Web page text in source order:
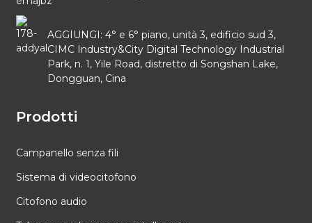
AGGIUNGI: 4° e 6° piano, unità 3, edificio sud 3,
CIMC Industry&City Digital Technology Industrial
Park, n. 1, Yile Road, distretto di Songshan Lake,
Dongguan, Cina
Prodotti
Campanello senza fili
Sistema di videocitofono
Citofono audio